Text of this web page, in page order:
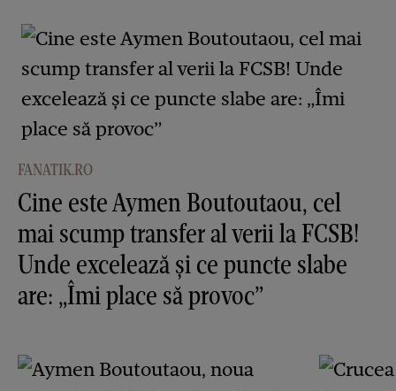
FANATIK.RO
Cine este Aymen Boutoutaou, cel
mai scump transfer al verii la FCSB!
Unde excelează și ce puncte slabe
are: „Îmi place să provoc”